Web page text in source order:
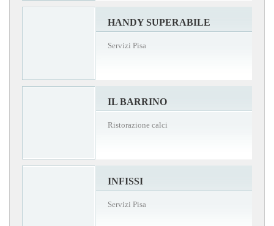
HANDY SUPERABILE
Servizi Pisa
IL BARRINO
Ristorazione calci
INFISSI
Servizi Pisa